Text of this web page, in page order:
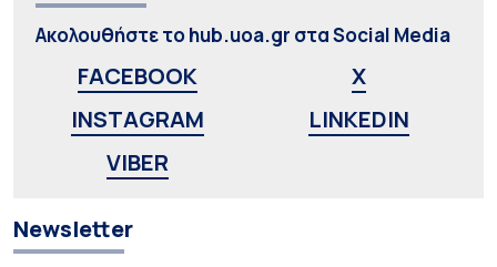
Ακολουθήστε το hub.uoa.gr στα Social Media
FACEBOOK
X
INSTAGRAM
LINKEDIN
VIBER
Newsletter